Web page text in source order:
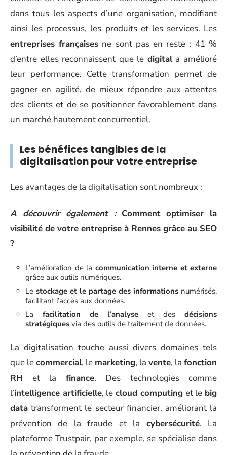
dans tous les aspects d’une organisation, modifiant
ainsi les processus, les produits et les services. Les
entreprises françaises ne sont pas en reste : 41 %
d’entre elles reconnaissent que le digitala amélioré
leur performance. Cette transformation permet de
gagner en agilité, de mieux répondre aux attentes
des clients et de se positionner favorablement dans
un marché hautement concurrentiel.
Les bénéfices tangibles de la
digitalisation pour votre entreprise
Les avantages de la digitalisation sont nombreux :
A découvrir également : Comment optimiser la
visibilité de votre entreprise à Rennes grâce au SEO
?
L’amélioration de la communication interne et externe
grâce aux outils numériques.
Le stockage et le partage des informations numérisés,
facilitant l’accès aux données.
La facilitation de l’analyse et des décisions
stratégiques via des outils de traitement de données.
La digitalisation touche aussi divers domaines tels
que lecommercial, le marketing, la vente, la fonction
RH et la finance. Des technologies comme
l’intelligence artificielle, lecloud computinget le big
data transforment le secteur financier, améliorant la
prévention de la fraude et la cybersécurité. La
plateforme Trustpair, par exemple, se spécialise dans